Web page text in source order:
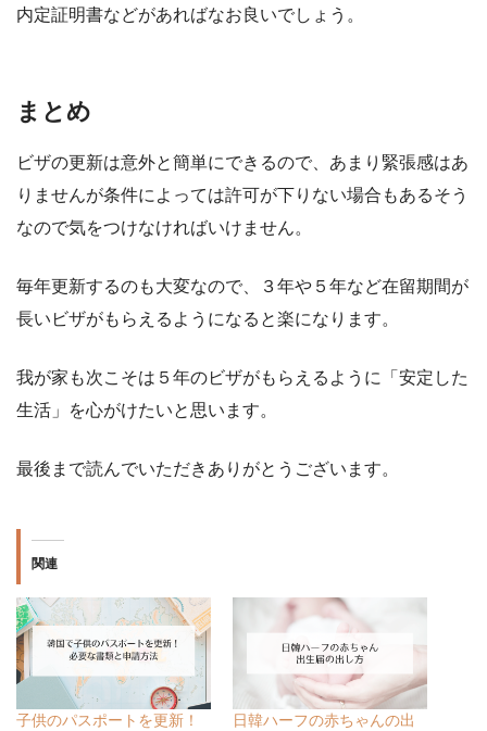
内定証明書などがあればなお良いでしょう。
まとめ
ビザの更新は意外と簡単にできるので、あまり緊張感はあ
りませんが条件によっては許可が下りない場合もあるそう
なので気をつけなければいけません。
毎年更新するのも大変なので、３年や５年など在留期間が
長いビザがもらえるようになると楽になります。
我が家も次こそは５年のビザがもらえるように「安定した
生活」を心がけたいと思います。
最後まで読んでいただきありがとうございます。
関連
子供のパスポートを更新！
日韓ハーフの赤ちゃんの出